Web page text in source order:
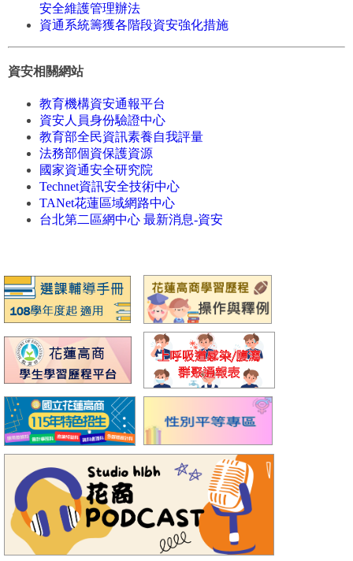
安全維護管理辦法
資通系統籌獲各階段資安強化措施
資安相關網站
教育機構資安通報平台
資安人員身份驗證中心
教育部全民資訊素養自我評量
法務部個資保護資源
國家資通安全研究院
Technet資訊安全技術中心
TANet花蓮區域網路中心
台北第二區網中心 最新消息-資安